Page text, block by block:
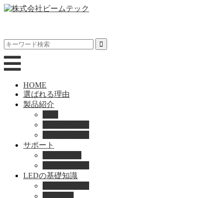
HOME
選ばれる理由
製品紹介
サポート
LEDの基礎知識